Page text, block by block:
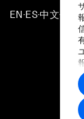
EN ▪ES▪中文▪ 日
プ